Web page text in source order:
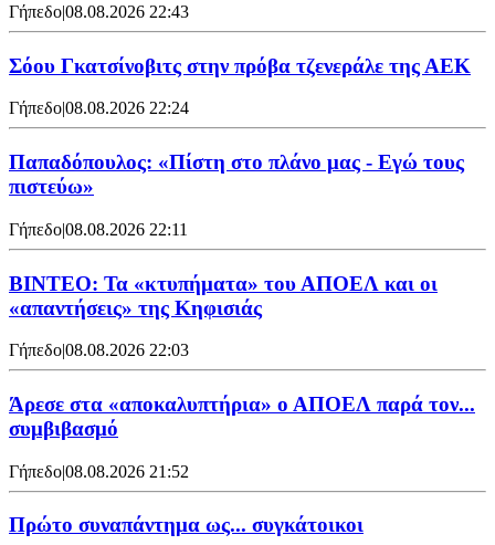
Γήπεδο|08.08.2026 22:43
Σόου Γκατσίνοβιτς στην πρόβα τζενεράλε της ΑΕΚ
Γήπεδο|08.08.2026 22:24
Παπαδόπουλος: «Πίστη στο πλάνο μας - Εγώ τους
πιστεύω»
Γήπεδο|08.08.2026 22:11
ΒΙΝΤΕΟ: Τα «κτυπήματα» του ΑΠΟΕΛ και οι
«απαντήσεις» της Κηφισιάς
Γήπεδο|08.08.2026 22:03
Άρεσε στα «αποκαλυπτήρια» ο ΑΠΟΕΛ παρά τον...
συμβιβασμό
Γήπεδο|08.08.2026 21:52
Πρώτο συναπάντημα ως... συγκάτοικοι